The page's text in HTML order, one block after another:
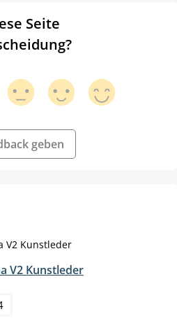
Seite
geben
V2 Kunstleder
ist zurzeit nicht verfügbar.)